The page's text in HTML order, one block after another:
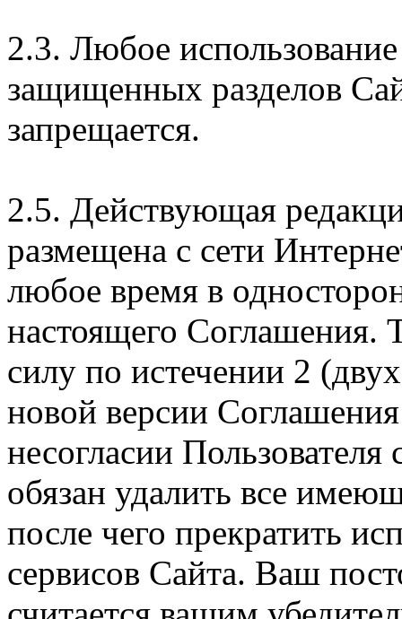
2.3. Любое
защищенных разделов
запрещается.
2.5. Действующая
размещена с сети
любое время в
настоящего Соглашения.
силу по истечении 2
новой версии
несогласии
обязан удалить все
после чего прекратить
сервисов Сайта. Ваш